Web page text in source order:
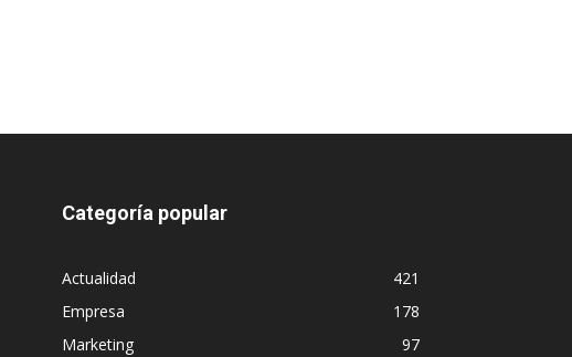
Categoría popular
Actualidad
421
Empresa
178
Marketing
97